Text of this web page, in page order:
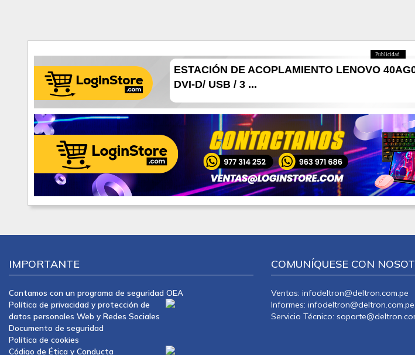
Publicidad
ESTACIÓN DE ACOPLAMIENTO LENOVO
DVI-D/ USB / 3 ...
IMPORTANTE
Contamos con un programa de seguridad OEA
Política de privacidad y protección de
datos personales Web y Redes Sociales
Documento de seguridad
Política de cookies
Código de Ética y Conducta
COMUNÍQUESE CON
Ventas: infodeltron@deltron.com.pe
Informes: infodeltron@deltron.com.pe
Servicio Técnico: